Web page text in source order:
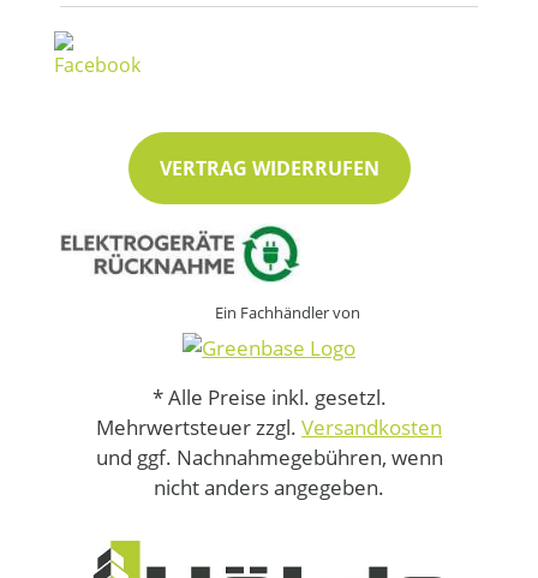
VERTRAG WIDERRUFEN
Ein Fachhändler von
* Alle Preise inkl. gesetzl.
Mehrwertsteuer zzgl. Versandkosten
und ggf. Nachnahmegebühren, wenn
nicht anders angegeben.